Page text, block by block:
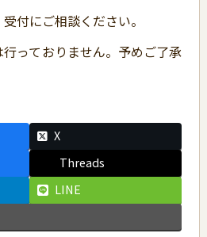
付にご相談ください。
っておりません。予めご了承
X
Threads
LINE